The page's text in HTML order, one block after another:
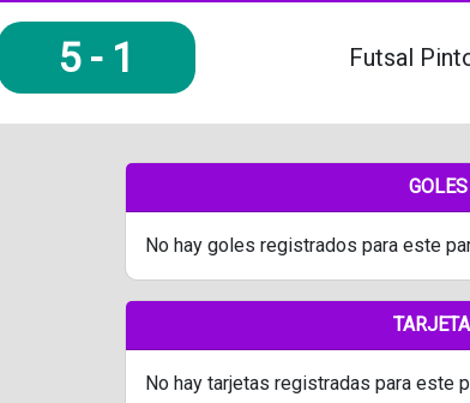
5- 1 Futsal
GOLES
No hay goles registrados para este
No hay tarjetas registradas para este